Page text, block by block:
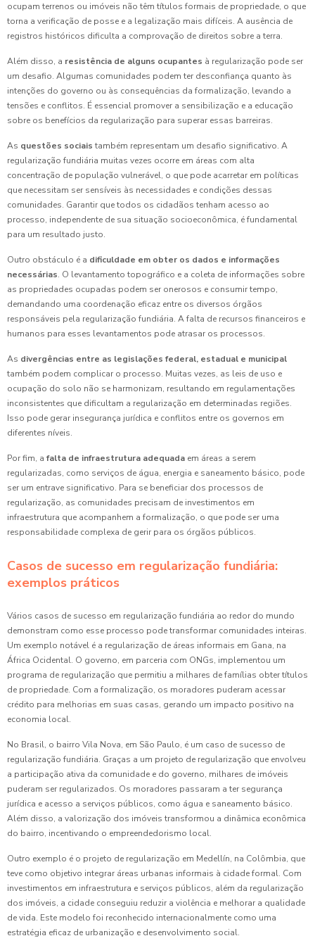
ocupam terrenos ou imóveis não têm títulos formais de propriedade, o que
torna a verificação de posse e a legalização mais difíceis. A ausência de
registros históricos dificulta a comprovação de direitos sobre a terra.
Além disso, a resistência de alguns ocupantes à regularização pode ser
um desafio. Algumas comunidades podem ter desconfiança quanto às
intenções do governo ou às consequências da formalização, levando a
tensões e conflitos. É essencial promover a sensibilização e a educação
sobre os benefícios da regularização para superar essas barreiras.
As questões sociais também representam um desafio significativo. A
regularização fundiária muitas vezes ocorre em áreas com alta
concentração de população vulnerável, o que pode acarretar em políticas
que necessitam ser sensíveis às necessidades e condições dessas
comunidades. Garantir que todos os cidadãos tenham acesso ao
processo, independente de sua situação socioeconômica, é fundamental
para um resultado justo.
Outro obstáculo é a dificuldade em obter os dados e informações
necessárias. O levantamento topográfico e a coleta de informações sobre
as propriedades ocupadas podem ser onerosos e consumir tempo,
demandando uma coordenação eficaz entre os diversos órgãos
responsáveis pela regularização fundiária. A falta de recursos financeiros e
humanos para esses levantamentos pode atrasar os processos.
As divergências entre as legislações federal, estadual e municipal
também podem complicar o processo. Muitas vezes, as leis de uso e
ocupação do solo não se harmonizam, resultando em regulamentações
inconsistentes que dificultam a regularização em determinadas regiões.
Isso pode gerar insegurança jurídica e conflitos entre os governos em
diferentes níveis.
Por fim, a falta de infraestrutura adequada em áreas a serem
regularizadas, como serviços de água, energia e saneamento básico, pode
ser um entrave significativo. Para se beneficiar dos processos de
regularização, as comunidades precisam de investimentos em
infraestrutura que acompanhem a formalização, o que pode ser uma
responsabilidade complexa de gerir para os órgãos públicos.
Casos de sucesso em regularização fundiária:
exemplos práticos
Vários casos de sucesso em regularização fundiária ao redor do mundo
demonstram como esse processo pode transformar comunidades inteiras.
Um exemplo notável é a regularização de áreas informais em Gana, na
África Ocidental. O governo, em parceria com ONGs, implementou um
programa de regularização que permitiu a milhares de famílias obter títulos
de propriedade. Com a formalização, os moradores puderam acessar
crédito para melhorias em suas casas, gerando um impacto positivo na
economia local.
No Brasil, o bairro Vila Nova, em São Paulo, é um caso de sucesso de
regularização fundiária. Graças a um projeto de regularização que envolveu
a participação ativa da comunidade e do governo, milhares de imóveis
puderam ser regularizados. Os moradores passaram a ter segurança
jurídica e acesso a serviços públicos, como água e saneamento básico.
Além disso, a valorização dos imóveis transformou a dinâmica econômica
do bairro, incentivando o empreendedorismo local.
Outro exemplo é o projeto de regularização em Medellín, na Colômbia, que
teve como objetivo integrar áreas urbanas informais à cidade formal. Com
investimentos em infraestrutura e serviços públicos, além da regularização
dos imóveis, a cidade conseguiu reduzir a violência e melhorar a qualidade
de vida. Este modelo foi reconhecido internacionalmente como uma
estratégia eficaz de urbanização e desenvolvimento social.